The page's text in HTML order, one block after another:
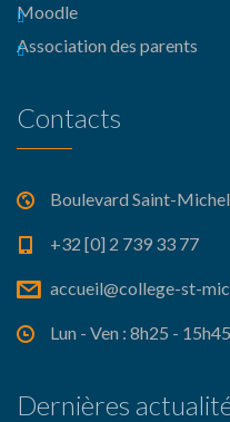
Moodle
Association des parents
Contacts
Boulevard Saint-
+32 [0] 2 739 33 77
accueil@college-st-
Lun - Ven : 8h25 - 15h45
Dernières